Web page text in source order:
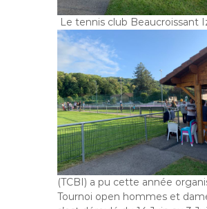
Le tennis club Beaucroissant
(TCBI) a pu cette année
Tournoi open hommes et